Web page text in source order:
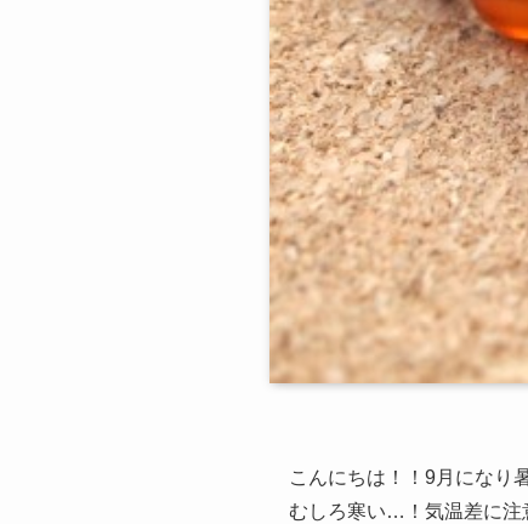
こんにちは！！9月になり
むしろ寒い…！気温差に注